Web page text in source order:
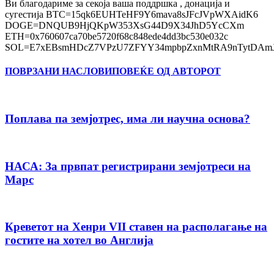
Ви благодариме за секоја ваша поддршка , донација и
сугестија BTC=15qk6EUHTeHF9Y6mava8sJFcJVpWXAidK6
DOGE=DNQUB9HjQKpW353XsG44D9X34JhD5YcCXm
ETH=0x760607ca70be5720f68c848ede4dd3bc530e032c
ПОВРЗАНИ НАСЛОВИПОВЕЌЕ ОД АВТОРОТ
Поплава па земјотрес, има ли научна основа?
НАСА: За првпат регистрирани земјотреси на
Марс
Креветот на Хенри VII ставен на располагање на
гостите на хотел во Англија